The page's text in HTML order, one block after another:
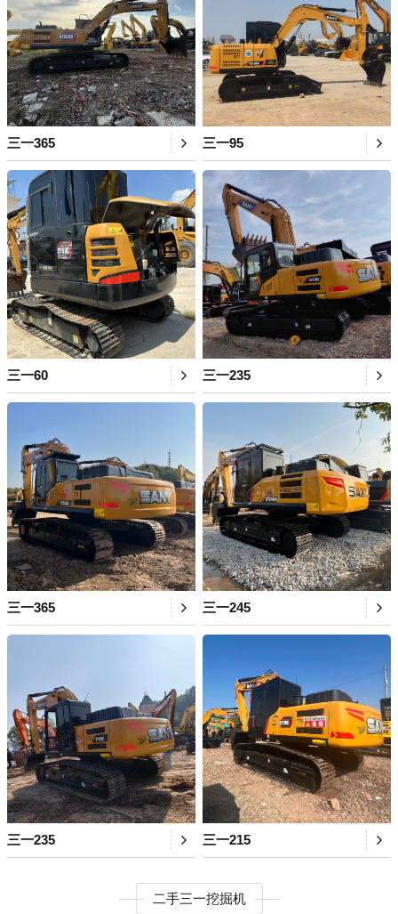
三一365 三一95
三一60 三一235
三一365 三一245
三一235 三一215
二手三一挖掘机